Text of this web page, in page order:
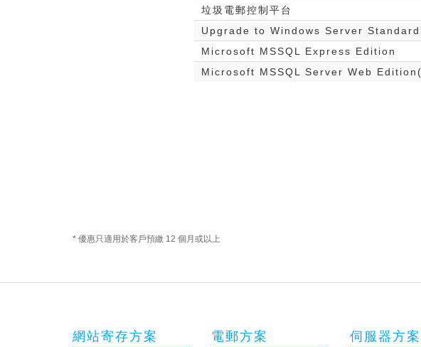
垃圾電郵控制平台
Upgrade to Windows Server
Microsoft MSSQL Express Edition
Microsoft MSSQL Server Web
* 優惠只適用於客戶預繳 12 個月或以上
網站寄存方案 電郵方案 伺服器方案